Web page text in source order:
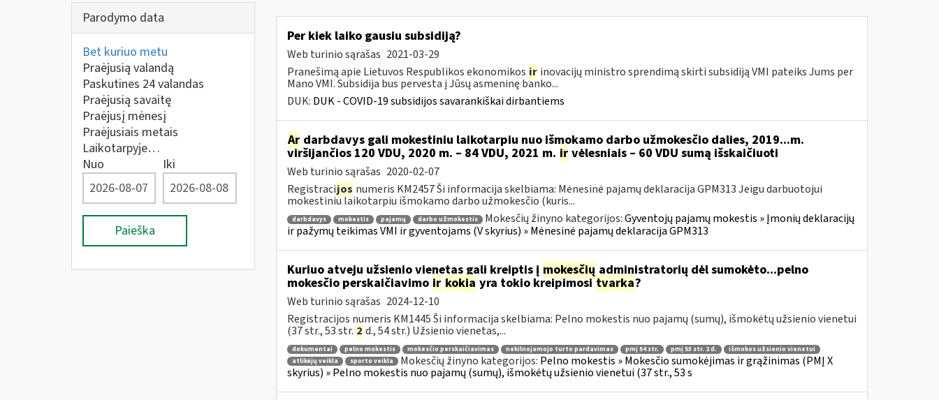
Parodymo data
Bet kuriuo metu
Praėjusią valandą
Paskutines 24 valandas
Praėjusią savaitę
Praėjusį mėnesį
Praėjusiais metais
Laikotarpyje…
Nuo
Iki
Paieška
Per kiek laiko gausiu subsidiją?
Web turinio sąrašas 2021-03-29
Pranešimą apie Lietuvos Respublikos ekonomikos ir inovacijų ministro sprendimą skirti subsidiją VMI pateiks Jums per
Mano VMI. Subsidija bus pervesta į Jūsų asmeninę banko...
DUK: DUK - COVID-19 subsidijos savarankiškai dirbantiems
Ardarbdavys gali mokestiniu laikotarpiu nuo išmokamo darbo užmokesčio dalies, 2019...m.
viršijančios 120 VDU, 2020 m. – 84 VDU, 2021 m. irvėlesniais – 60 VDU sumą išskaičiuoti
Web turinio sąrašas 2020-02-07
Registracijos numeris KM2457 Ši informacija skelbiama: Mėnesinė pajamų deklaracija GPM313 Jeigu darbuotojui
mokestiniu laikotarpiu išmokamo darbo užmokesčio (kuris...
darbdavys mokestis pajamų darbo užmokestis Mokesčių žinyno kategorijos:Gyventojų pajamų mokestis » Įmonių deklaracijų
ir pažymų teikimas VMI ir gyventojams (V skyrius) » Mėnesinė pajamų deklaracija GPM313
Kuriuo atveju užsienio vienetas gali kreiptis į mokesčiųadministratorių dėl sumokėto...pelno
mokesčio perskaičiavimo ir kokia yra tokio kreipimositvarka?
Web turinio sąrašas 2024-12-10
Registracijos numeris KM1445 Ši informacija skelbiama: Pelno mokestis nuo pajamų (sumų), išmokėtų užsienio vienetui
(37 str., 53 str. 2 d., 54 str.) Užsienio vienetas,...
dokumentai pelno mokestis mokesčio perskaičiavimas nekilnojamojo turto pardavimas pmį 54 str. pmį 53 str. 2 d.
išmokos užsienio vienetui
atlikėjų veikla
sporto veikla Mokesčių žinyno kategorijos: Pelno mokestis » Mokesčio sumokėjimas ir grąžinimas (PMĮ X
skyrius) » Pelno mokestis nuo pajamų (sumų), išmokėtų užsienio vienetui (37 str., 53 s